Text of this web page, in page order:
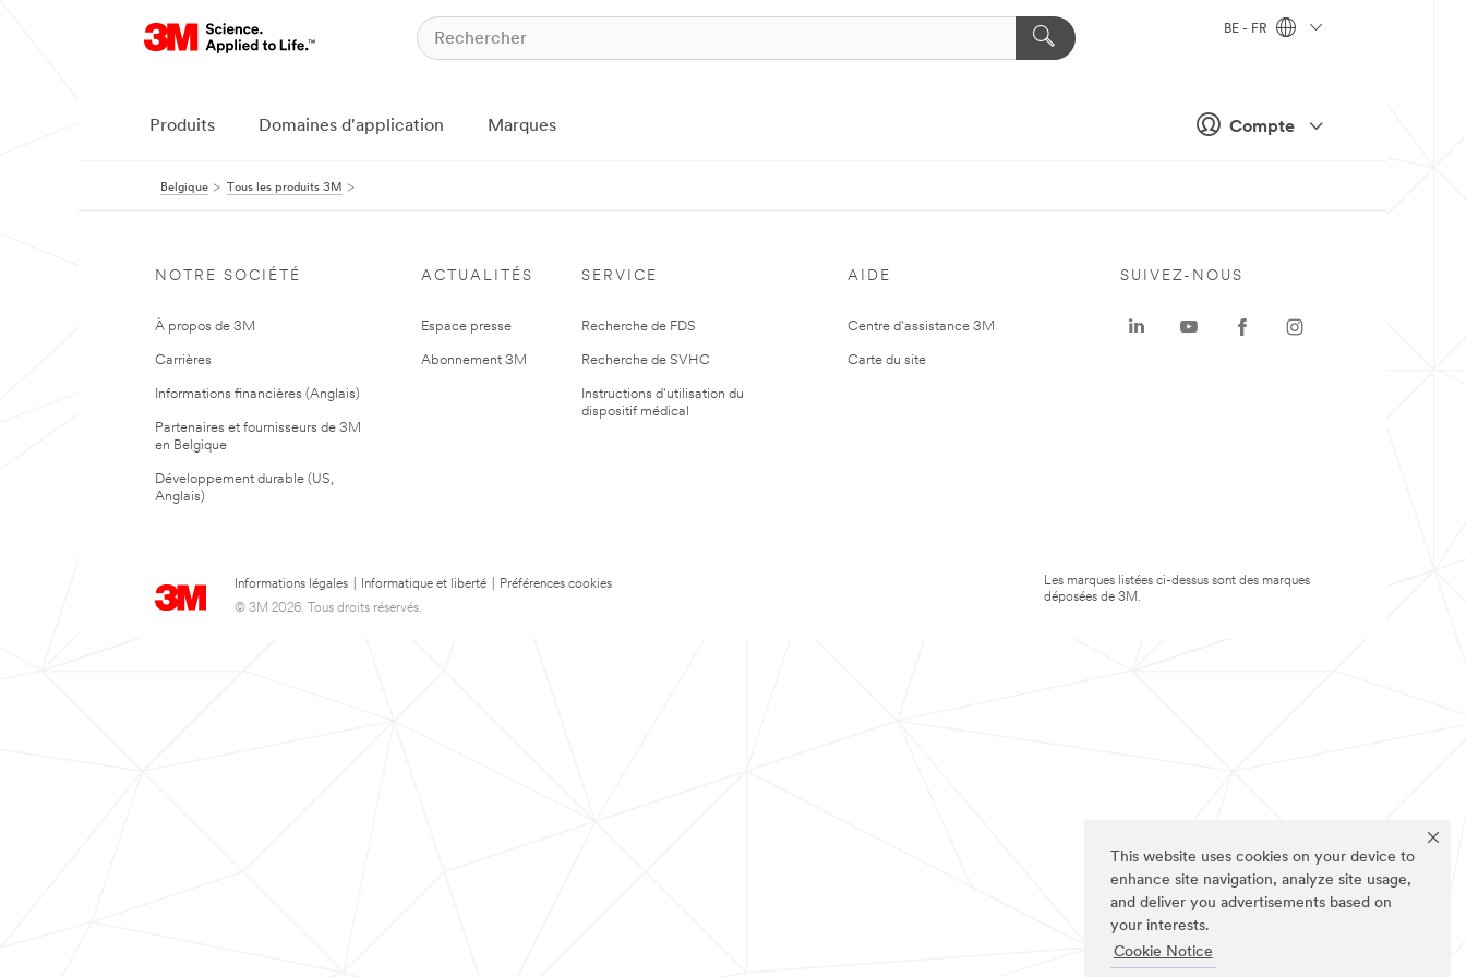
This website uses cookies on your device to
enhance site navigation, analyze site usage,
and deliver you advertisements based on
your interests.
Cookie Notice
Compte
BE - FR
Produits Domaines d'application Marques
Belgique Tous les produits 3M
NOTRE SOCIÉTÉ
À propos de 3M
Carrières
Informations financières (Anglais)
Partenaires et fournisseurs de 3M
en Belgique
Développement durable (US,
Anglais)
ACTUALITÉS
Espace presse
Abonnement 3M
SERVICE
Recherche de FDS
Recherche de SVHC
Instructions d'utilisation du
dispositif médical
AIDE
Centre d'assistance 3M
Carte du site
Informations légales Informatique et liberté
Préférences cookies
© 3M 2026. Tous droits réservés.
SUIVEZ-NOUS
Les marques listées ci-dessus sont des marques
déposées de 3M.